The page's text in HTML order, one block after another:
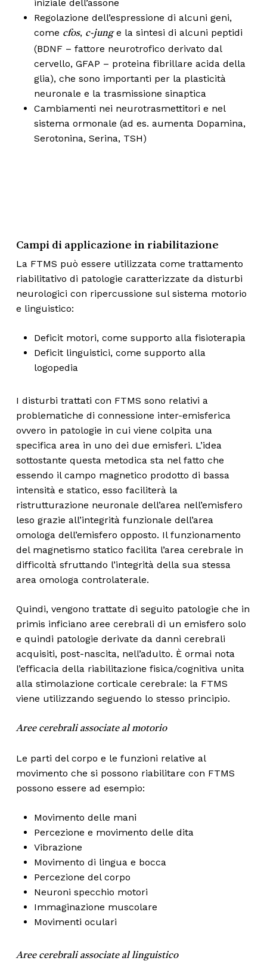
iniziale dell’assone
Regolazione dell’espressione di alcuni geni,
come cfos, c-junge la sintesi di alcuni peptidi
(BDNF – fattore neurotrofico derivato dal
cervello, GFAP – proteina fibrillare acida della
glia), che sono importanti per la plasticità
neuronale e la trasmissione sinaptica
Cambiamenti nei neurotrasmettitori e nel
sistema ormonale (ad es. aumenta Dopamina,
Serotonina, Serina, TSH)
Campi di applicazione in riabilitazione
La FTMS può essere utilizzata come trattamento
riabilitativo di patologie caratterizzate da disturbi
neurologici con ripercussione sul sistema motorio
e linguistico:
Deficit motori, come supporto alla fisioterapia
Deficit linguistici, come supporto alla
logopedia
I disturbi trattati con FTMS sono relativi a
problematiche di connessione inter-emisferica
ovvero in patologie in cui viene colpita una
specifica area in uno dei due emisferi. L’idea
sottostante questa metodica sta nel fatto che
essendo il campo magnetico prodotto di bassa
intensità e statico, esso faciliterà la
ristrutturazione neuronale dell’area nell’emisfero
leso grazie all’integrità funzionale dell’area
omologa dell’emisfero opposto. Il funzionamento
del magnetismo statico facilita l’area cerebrale in
difficoltà sfruttando l’integrità della sua stessa
area omologa controlaterale.
Quindi, vengono trattate di seguito patologie che in
primis inficiano aree cerebrali di un emisfero solo
e quindi patologie derivate da danni cerebrali
acquisiti, post-nascita, nell’adulto. È ormai nota
l’efficacia della riabilitazione fisica/cognitiva unita
alla stimolazione corticale cerebrale: la FTMS
viene utilizzando seguendo lo stesso principio.
Aree cerebrali associate al motorio
Le parti del corpo e le funzioni relative al
movimento che si possono riabilitare con FTMS
possono essere ad esempio:
Movimento delle mani
Percezione e movimento delle dita
Vibrazione
Movimento di lingua e bocca
Percezione del corpo
Neuroni specchio motori
Immaginazione muscolare
Movimenti oculari
Aree cerebrali associate al linguistico